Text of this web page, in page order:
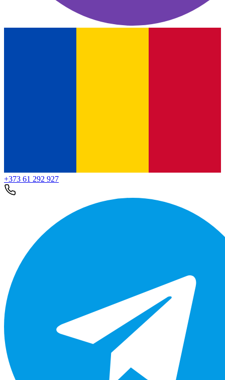
+373 61 292 927